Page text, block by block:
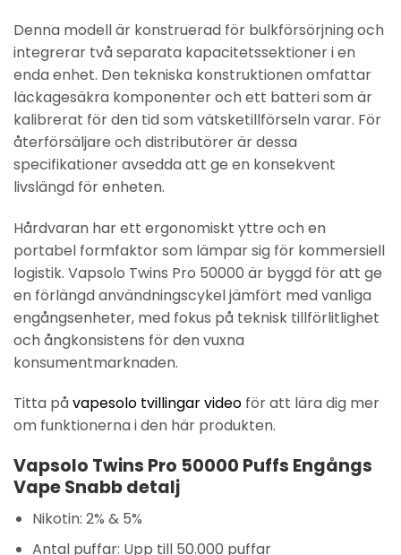
Denna modell är konstruerad för bulkförsörjning och
integrerar två separata kapacitetssektioner i en
enda enhet. Den tekniska konstruktionen omfattar
läckagesäkra komponenter och ett batteri som är
kalibrerat för den tid som vätsketillförseln varar. För
återförsäljare och distributörer är dessa
specifikationer avsedda att ge en konsekvent
livslängd för enheten.
Hårdvaran har ett ergonomiskt yttre och en
portabel formfaktor som lämpar sig för kommersiell
logistik. Vapsolo Twins Pro 50000 är byggd för att ge
en förlängd användningscykel jämfört med vanliga
engångsenheter, med fokus på teknisk tillförlitlighet
och ångkonsistens för den vuxna
konsumentmarknaden.
Titta påvapesolo tvillingar video för att lära dig mer
om funktionerna i den här produkten.
Vapsolo Twins Pro 50000 Puffs Engångs
Vape Snabb detalj
Nikotin: 2% & 5%
Antal puffar: Upp till 50.000 puffar